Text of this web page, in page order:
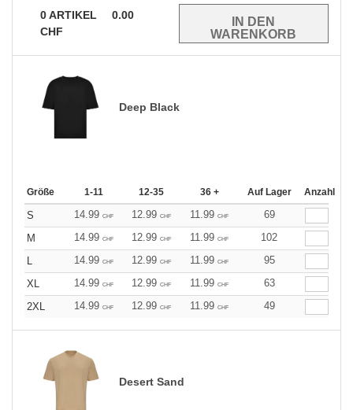
0ARTIKEL
0.00
CHF
Deep Black
Größe 1-11 12-35 36 + Auf Lager Anzahl
S 14.99 CHF 12.99 CHF 11.99 CHF
69
M
14.99 CHF 12.99 CHF 11.99 CHF
102
L
14.99 CHF 12.99 CHF 11.99 CHF
95
XL
14.99 CHF 12.99 CHF 11.99 CHF
63
2XL
14.99 CHF 12.99 CHF 11.99 CHF 49
Desert Sand